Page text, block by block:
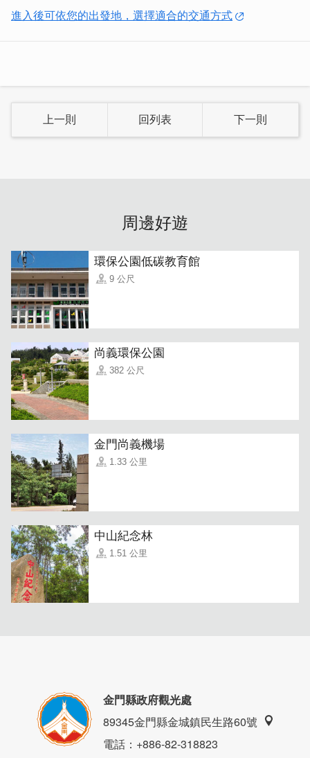
【新研租車】金城站
【新研租車】水頭站
電話：+886-82-322354
電池更換站
進入後可依您的出發地，選擇適合的交通方式
上一則 回列表 下一則
周邊好遊
環保公園低碳教育館
9 公尺
尚義環保公園
382 公尺
金門尚義機場
1.33 公里
中山紀念林
1.51 公里
金門縣政府觀光處
89345金門縣金城鎮民生路60號
電話：+886-82-318823